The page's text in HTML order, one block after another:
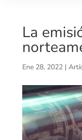
La
Ene 28, 2022|